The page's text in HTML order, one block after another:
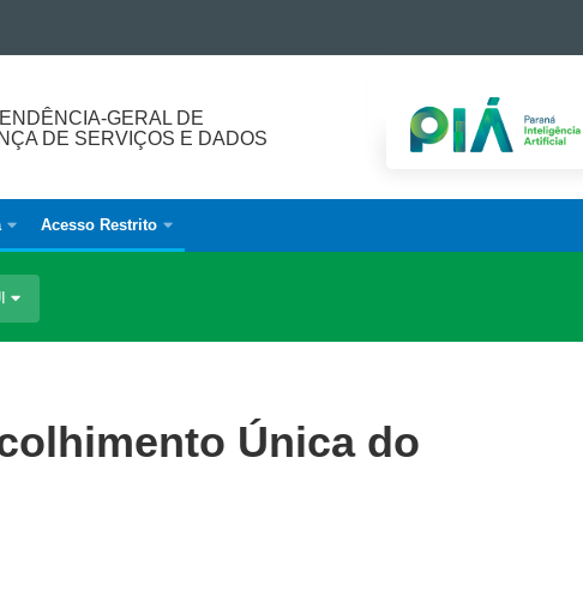
GERAL DE
DE SERVIÇOS E DADOS
Acesso Restrito
Única do